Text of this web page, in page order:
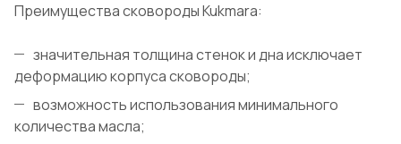
Преимущества сковороды Kukmara:
значительная толщина стенок и дна исключает
деформацию корпуса сковороды;
возможность использования минимального
количества масла;